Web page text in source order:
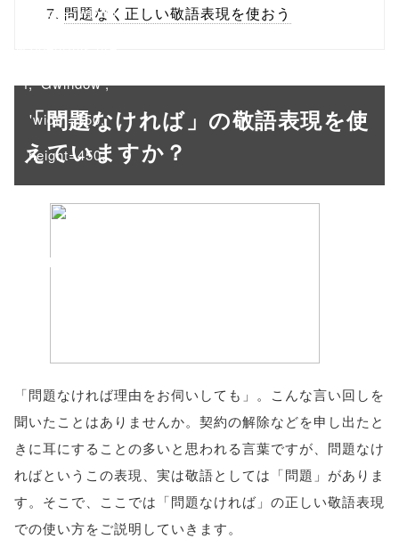
onclick="windo
f, 'Gwindow',
'width=550,
height=450,
menubar=no,
scrollbars=yes'
問題なく正しい敬語表現を使おう
「問題なければ」の敬語表現を使
えていますか？
「問題なければ理由をお伺いしても」。こんな言い回しを
聞いたことはありませんか。契約の解除などを申し出たと
きに耳にすることの多いと思われる言葉ですが、問題なけ
ればというこの表現、実は敬語としては「問題」がありま
す。そこで、ここでは「問題なければ」の正しい敬語表現
での使い方をご説明していきます。